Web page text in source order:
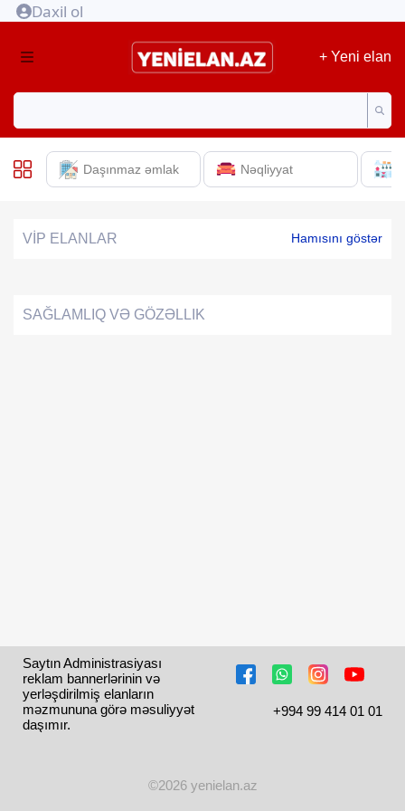
Daxil ol
+ Yeni elan
Daşınmaz əmlak Nəqliyyat
VİP ELANLAR Hamısını göstər
SAĞLAMLIQ VƏ GÖZƏLLIK
Saytın Administrasiyası
reklam bannerlərinin və
yerləşdirilmiş elanların
məzmununa görə məsuliyyət
daşımır.
+994 99 414 01 01
©2026 yenielan.az